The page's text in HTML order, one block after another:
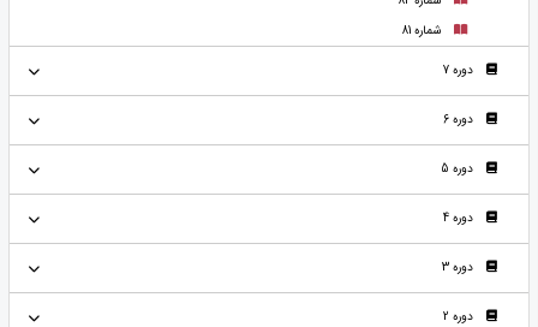
شماره 81
دوره 7
دوره 6
دوره 5
دوره 4
دوره 3
دوره 2